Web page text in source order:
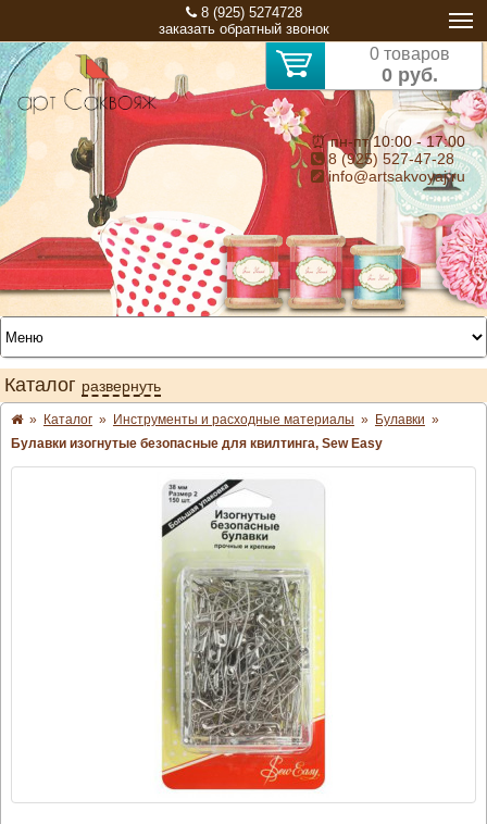
8 (925) 5274728
заказать обратный звонок
0 товаров
0 руб.
⏰ пн-пт 10:00 - 17:00
8 (925) 527-47-28
info@artsakvoyaj.ru
Каталог развернуть
» Каталог » Инструменты и расходные материалы » Булавки »
Булавки изогнутые безопасные для квилтинга, Sew Easy